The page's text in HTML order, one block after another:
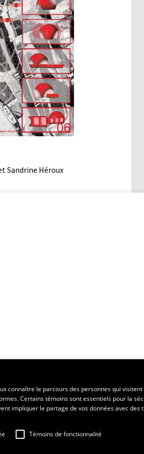
Sandrine Héroux
connaître le parcours des personnes qui
Certains témoins sont essentiels pour la
impliquer le partage de vos données avec des
Témoins de fonctionnalité